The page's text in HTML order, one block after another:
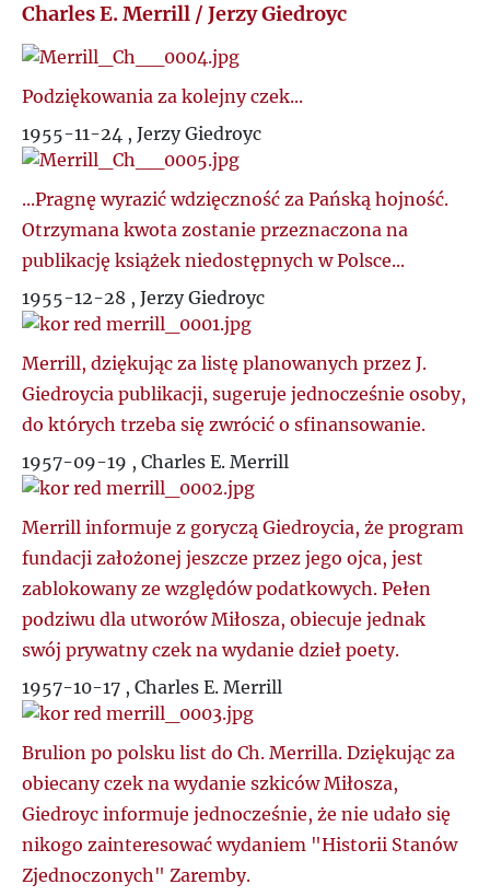
T
W
Charles E. Merrill / Jerzy Giedroyc
Podziękowania za kolejny czek...
1955-11-24 , Jerzy Giedroyc
...Pragnę wyrazić wdzięczność za Pańską hojność.
Otrzymana kwota zostanie przeznaczona na
publikację książek niedostępnych w Polsce...
1955-12-28 , Jerzy Giedroyc
Merrill, dziękując za listę planowanych przez J.
Giedroycia publikacji, sugeruje jednocześnie osoby,
do których trzeba się zwrócić o sfinansowanie.
1957-09-19 , Charles E. Merrill
Merrill informuje z goryczą Giedroycia, że program
fundacji założonej jeszcze przez jego ojca, jest
zablokowany ze względów podatkowych. Pełen
podziwu dla utworów Miłosza, obiecuje jednak
swój prywatny czek na wydanie dzieł poety.
1957-10-17 , Charles E. Merrill
Brulion po polsku list do Ch. Merrilla. Dziękując za
obiecany czek na wydanie szkiców Miłosza,
Giedroyc informuje jednocześnie, że nie udało się
nikogo zainteresować wydaniem "Historii Stanów
Zjednoczonych" Zaremby.